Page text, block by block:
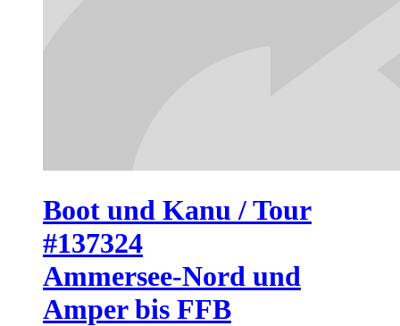
Boot und Kanu / Tour
#137324
Ammersee-Nord und
Amper bis FFB